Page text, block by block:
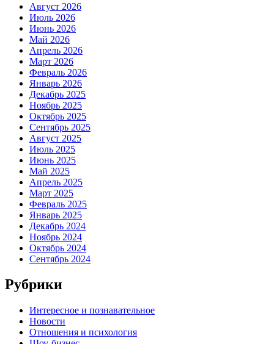
Август 2026
Июль 2026
Июнь 2026
Май 2026
Апрель 2026
Март 2026
Февраль 2026
Январь 2026
Декабрь 2025
Ноябрь 2025
Октябрь 2025
Сентябрь 2025
Август 2025
Июль 2025
Июнь 2025
Май 2025
Апрель 2025
Март 2025
Февраль 2025
Январь 2025
Декабрь 2024
Ноябрь 2024
Октябрь 2024
Сентябрь 2024
Рубрики
Интересное и познавательное
Новости
Отношения и психология